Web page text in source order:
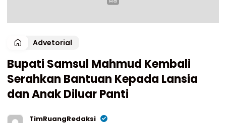
Advetorial
Bupati Samsul Mahmud Kembali
Serahkan Bantuan Kepada Lansia
dan Anak Diluar Panti
TimRuangRedaksi